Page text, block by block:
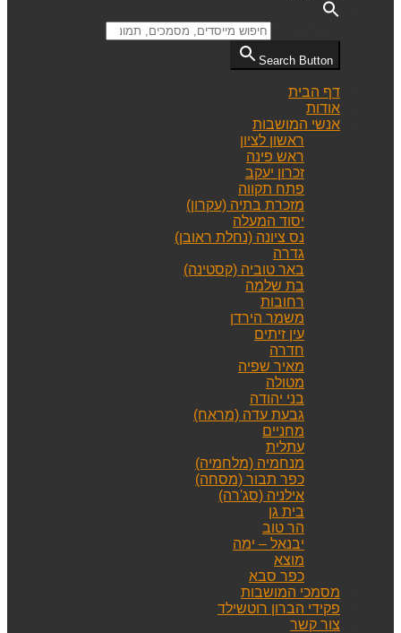
Search Button
דף הבית
אודות
אנשי המושבות
ראשון לציון
ראש פינה
זכרון יעקב
פתח תקווה
מזכרת בתיה (עקרון)
יסוד המעלה
נס ציונה (נחלת ראובן)
גדרה
באר טוביה (קסטינה)
בת שלמה
רחובות
משמר הירדן
עין זיתים
חדרה
מאיר שפיה
מטולה
בני יהודה
גבעת עדה (מראח)
מחניים
עתלית
מנחמיה (מלחמיה)
כפר תבור (מסחה)
אילניה (סג'רה)
בית גן
הר טוב
יבנאל – ימה
מוצא
כפר סבא
מסמכי המושבות
פקידי הברון רוטשילד
צור קשר